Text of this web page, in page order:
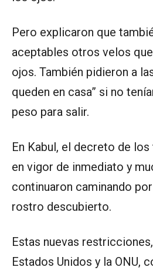
Pero explicaron que
aceptables otros velos
ojos. También pidieron a
queden en casa” si no
peso para salir.
En Kabul, el decreto de
en vigor de inmediato y
continuaron caminando
rostro descubierto.
Estas nuevas
Estados Unidos y la ONU,